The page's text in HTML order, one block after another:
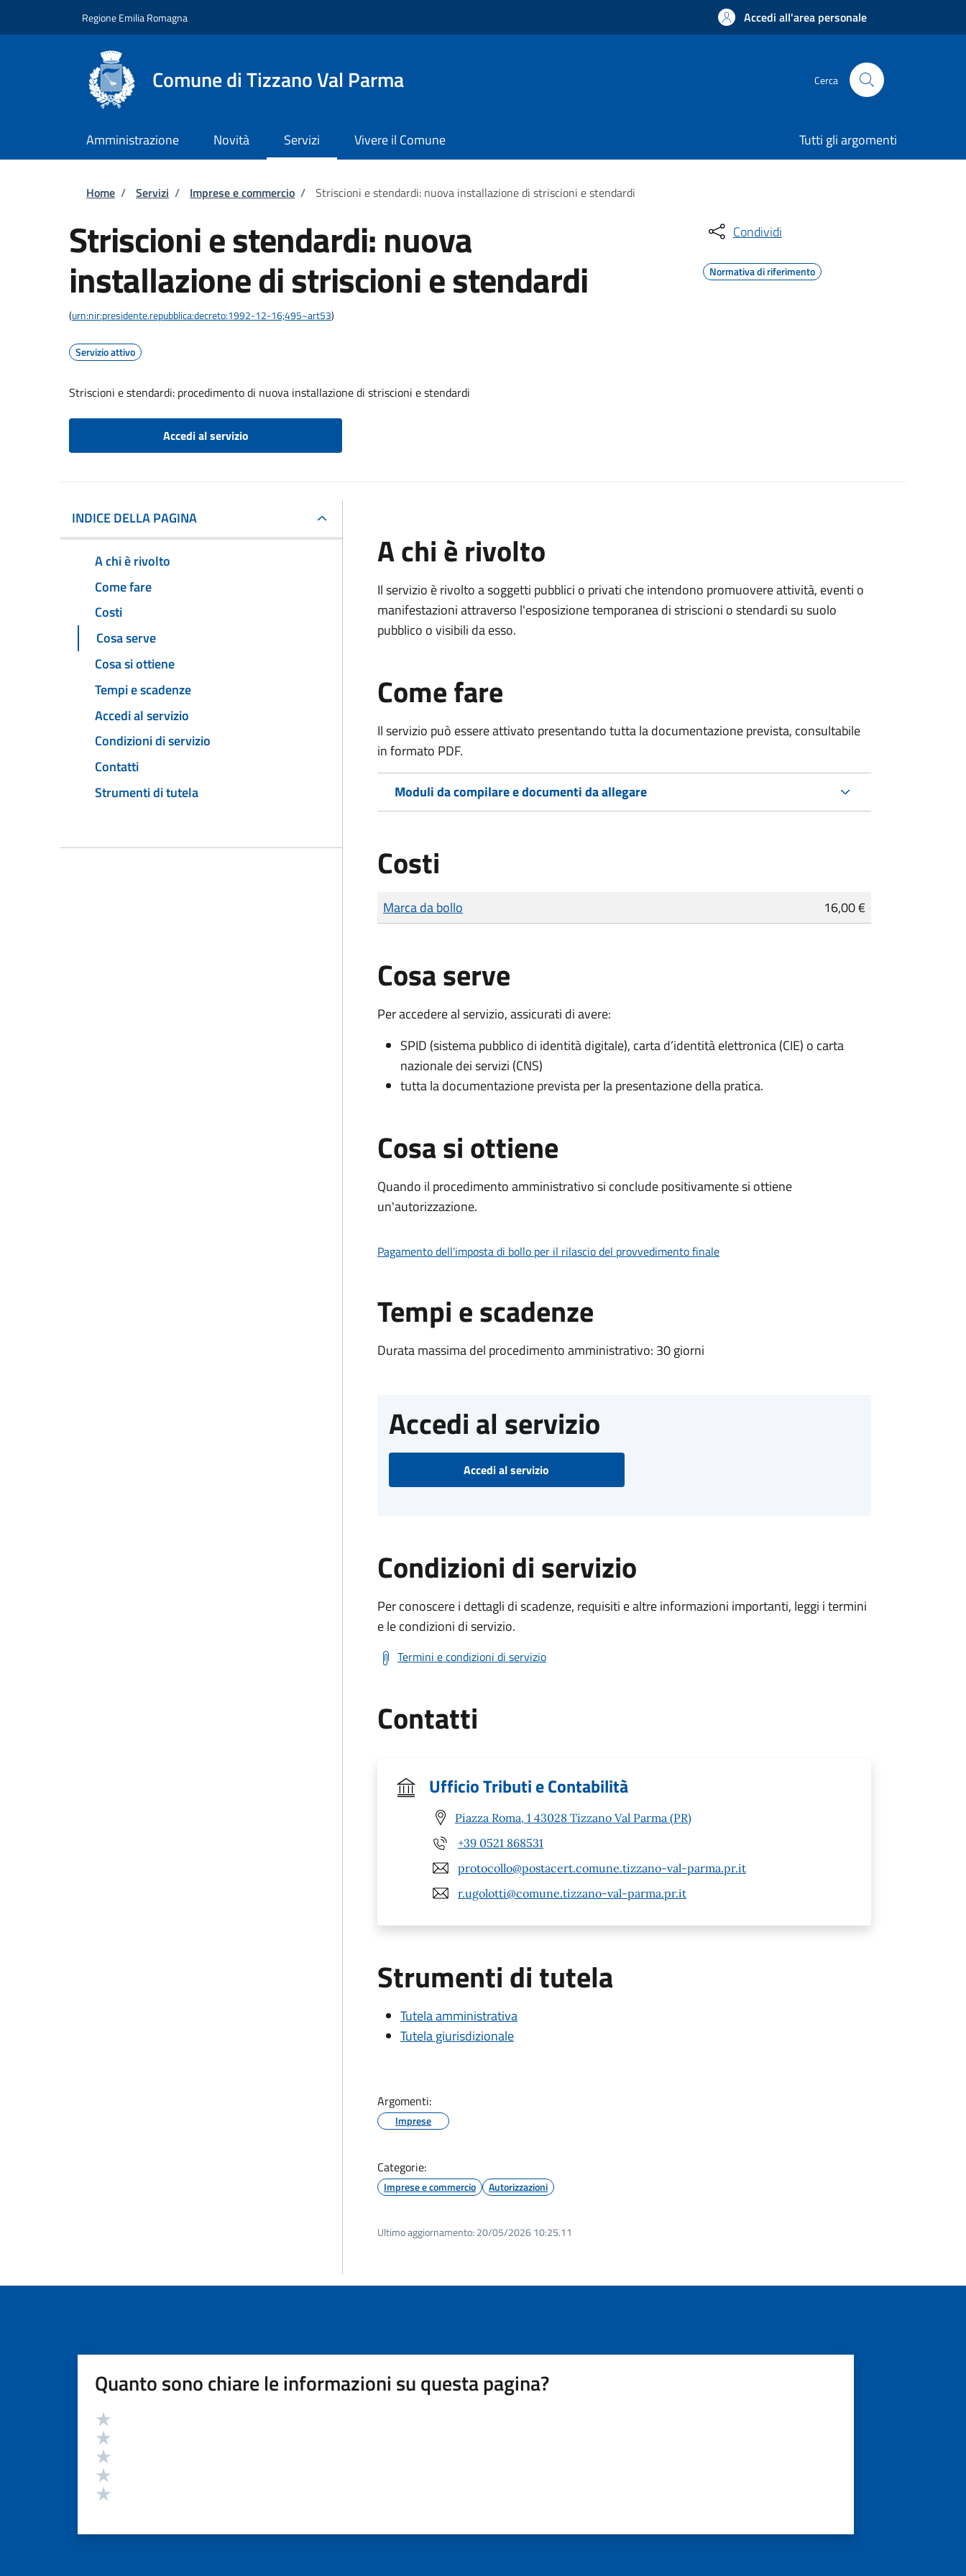
Regione Emilia Romagna Accedi all'area personale
Comune di Tizzano Val Parma Cerca
Amministrazione Novità Servizi Vivere il Comune Tutti gli argomenti
Briciole di pane
Home / Servizi / Imprese e commercio / Striscioni e stendardi: nuova installazione di striscioni e stendardi
Striscioni e stendardi: nuova
installazione di striscioni e stendardi
(urn:nir:presidente.repubblica:decreto:1992-12-16;495~art53)
Servizio attivo
Striscioni e stendardi: procedimento di nuova installazione di striscioni e stendardi
Accedi al servizio
Condividi
Normativa di riferimento
INDICE DELLA PAGINA
A chi è rivolto
Come fare
Costi
Cosa serve
Cosa si ottiene
Tempi e scadenze
Accedi al servizio
Condizioni di servizio
Contatti
Strumenti di tutela
A chi è rivolto
Il servizio è rivolto a soggetti pubblici o privati che intendono promuovere attività, eventi o
manifestazioni attraverso l'esposizione temporanea di striscioni o stendardi su suolo
pubblico o visibili da esso.
Come fare
Il servizio può essere attivato presentando tutta la documentazione prevista, consultabile
in formato PDF.
Moduli da compilare e documenti da allegare
Costi
Tipo di pagamento
Importo
Marca da bollo 16,00 €
Cosa serve
Per accedere al servizio, assicurati di avere:
SPID (sistema pubblico di identità digitale), carta d’identità elettronica (CIE) o carta
nazionale dei servizi (CNS)
tutta la documentazione prevista per la presentazione della pratica.
Cosa si ottiene
Quando il procedimento amministrativo si conclude positivamente si ottiene
un'autorizzazione.
Pagamento dell'imposta di bollo per il rilascio del provvedimento finale
Tempi e scadenze
Durata massima del procedimento amministrativo: 30 giorni
Accedi al servizio
Accedi al servizio
Condizioni di servizio
Per conoscere i dettagli di scadenze, requisiti e altre informazioni importanti, leggi i termini
e le condizioni di servizio.
Termini e condizioni di servizio
Contatti
Ufficio Tributi e Contabilità
Piazza Roma, 1 43028 Tizzano Val Parma (PR)
+39 0521 868531
protocollo@postacert.comune.tizzano-val-parma.pr.it
r.ugolotti@comune.tizzano-val-parma.pr.it
Strumenti di tutela
Tutela amministrativa
Tutela giurisdizionale
Argomenti:
Imprese
Categorie:
Imprese e commercio Autorizzazioni
Ultimo aggiornamento: 20/05/2026 10:25.11
Quanto sono chiare le informazioni su questa pagina?
Valutazione